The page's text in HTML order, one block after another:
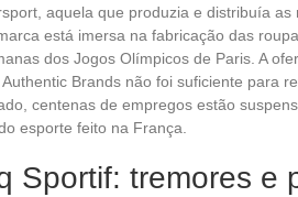
aquela que produzia e distribuía
está imersa na fabricação das
dos Jogos Olímpicos de Paris. A
Brands não foi suficiente para
centenas de empregos estão
esporte feito na França.
Sportif: tremores e